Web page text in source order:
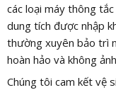
các loại máy thông
dung tích được nhập
thường xuyên bảo trì
hoàn hảo và không
Chúng tôi cam kết vệ